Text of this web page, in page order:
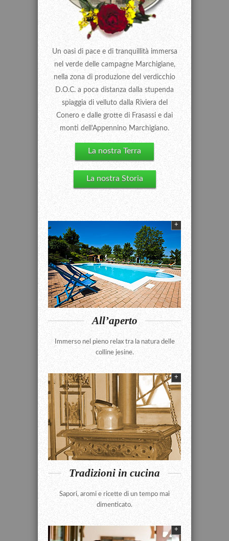
Un oasi di pace e di tranquillità immersa
nel verde delle campagne Marchigiane,
nella zona di produzione del verdicchio
D.O.C. a poca distanza dalla stupenda
spiaggia di velluto dalla Riviera del
Conero e dalle grotte di Frasassi e dai
monti dell'Appennino Marchigiano.
La nostra Terra
La nostra Storia
+
All’aperto
Immerso nel pieno relax tra la natura delle
colline jesine.
+
Tradizioni in cucina
Sapori, aromi e ricette di un tempo mai
dimenticato.
+